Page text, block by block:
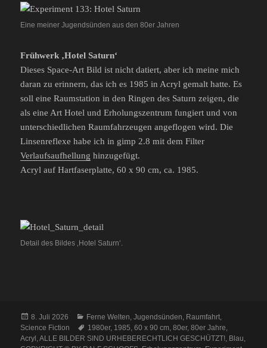
Eine meiner Jugendsünden aus den 80er Jahren
Frühwerk ‚Hotel Saturn‘
Dieses Space-Art Bild ist nicht datiert, aber ich meine mich
daran zu erinnern, das ich es 1985 in Acryl gemalt hatte. Es
soll eine Raumstation in den Ringen des Saturn zeigen, die
als eine Art Hotel und Erholungszentrum fungiert und von
unterschiedlichen Raumfahrzeugen angeflogen wird. Die
Linsenreflexe habe ich in gimp 2.8 mit dem Filter
Verlaufsaufhellung hinzugefügt.
Acryl auf Hartfaserplatte, 60 x 90 cm, ca. 1985.
Detail des Bildes ‚Hotel Saturn‘.
Veröffentlicht
am
8. Juli 2026 Kategorien
Ferne Welten ,Jugendsünden Raumfahrt
Science Fiction
Schlagwörter
1980er, 1985 ,60 x 90 cm ,80er,80er Jahre
Acryl ,ALLE BILDER SIND URHEBERECHTLICH GESCHÜTZT! Blau